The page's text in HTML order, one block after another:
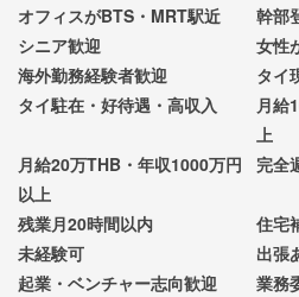
オフィスがBTS・MRT駅近
幹部
シニア歓迎
女性
海外勤務経験者歓迎
タイ
タイ駐在・好待遇・高収入
月給
上
月給20万THB・年収1000万円
以上
完全
残業月20時間以内
住宅
未経験可
出張
起業・ベンチャー志向歓迎
業務